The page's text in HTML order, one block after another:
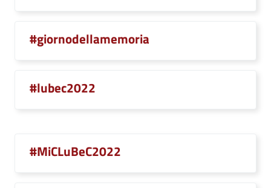
#giornodellamemoria
#lubec2022
#MiCLuBeC2022